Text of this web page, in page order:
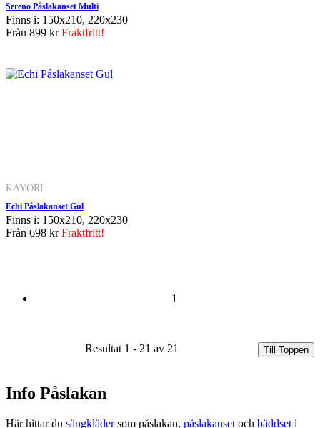
Sereno Påslakanset Multi
Finns i: 150x210, 220x230
Från 899 krFraktfritt!
KAYORI
Echi Påslakanset Gul
Finns i: 150x210, 220x230
Från 698 krFraktfritt!
1
Resultat 1 - 21 av 21 Till Toppen
Info Påslakan
Här hittar du sängklädersom påslakan, påslakanset och bäddset i